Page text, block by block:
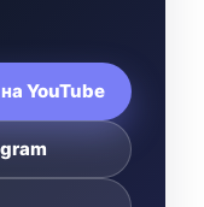
YouTube